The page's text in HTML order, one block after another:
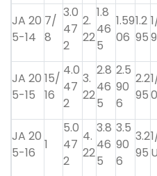
JA 20
5-14
7/
8
3.0
47
2
2.
22
1.8
46
5
1.59
06
1.2
95
JA 20
5-15
15/
16
4.0
47
2
3.
22
2.8
46
5
2.5
90
6
2.2
95
JA 20
5-16
1
5.0
47
2
4.
22
3.8
46
5
3.5
90
6
3.2
95